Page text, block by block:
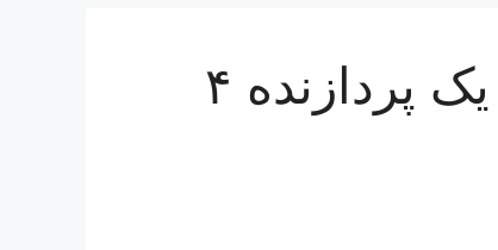
تلویزیون جی پلاس دارای یک پردازنده ۴